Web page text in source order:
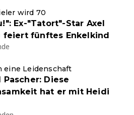
wird 70
Ex-"Tatort"-Star Axel
feiert fünftes Enkelkind
eine Leidenschaft
Pascher: Diese
hat er mit Heidi